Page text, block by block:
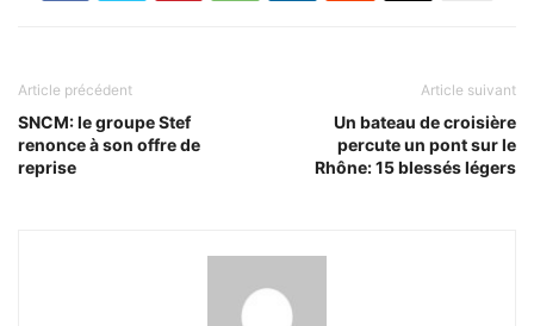
Article précédent
SNCM: le groupe Stef
renonce à son offre de
reprise
Article suivant
Un bateau de croisière
percute un pont sur le
Rhône: 15 blessés légers